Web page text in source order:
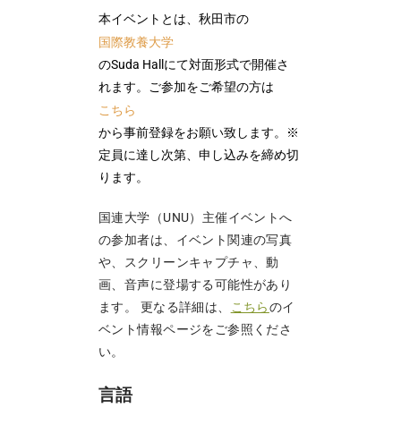
本イベントとは、秋田市の
国際教養大学
のSuda Hallにて対面形式で開催さ
れます。ご参加をご希望の方は
こちら
から事前登録をお願い致します。※
定員に達し次第、申し込みを締め切
ります。
国連大学（UNU）主催イベントへ
の参加者は、イベント関連の写真
や、スクリーンキャプチャ、動
画、音声に登場する可能性があり
ます。 更なる詳細は、
こちらのイ
ベント情報ページをご参照くださ
い。
言語